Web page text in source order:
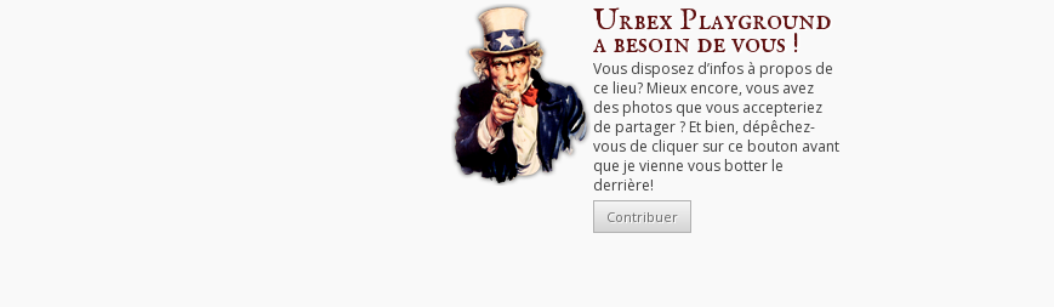
Urbex Playground
a besoin de vous !
Vous disposez d’infos à propos de
ce lieu? Mieux encore, vous avez
des photos que vous accepteriez
de partager ? Et bien, dépêchez-
vous de cliquer sur ce bouton avant
que je vienne vous botter le
derrière!
Contribuer